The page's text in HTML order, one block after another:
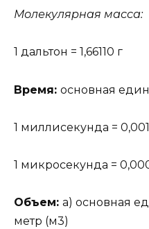
Молекулярная масса:
1 дальтон = 1,66110 г
Время: основная
1 миллисекунда =
1 микросекунда =
Объем: а) основная
метр (м3)